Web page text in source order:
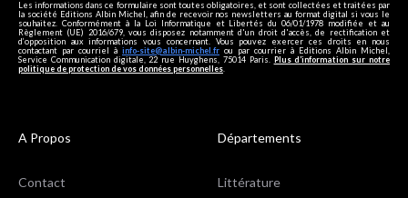
Les informations dans ce formulaire sont toutes obligatoires, et sont collectées et traitées par
la société Editions Albin Michel, afin de recevoir nos newsletters au format digital si vous le
souhaitez. Conformément à la Loi Informatique et Libertés du 06/01/1978 modifiée et au
Règlement (UE) 2016/679, vous disposez notamment d'un droit d'accès, de rectification et
d’opposition aux informations vous concernant. Vous pouvez exercer ces droits en nous
contactant par courriel à info-site@albin-michel.fr ou par courrier à Editions Albin Michel,
Service Communication digitale, 22 rue Huyghens, 75014 Paris. Plus d’information sur notre
politique de protection de vos données personnelles
A Propos
Contact
Départements
Littérature